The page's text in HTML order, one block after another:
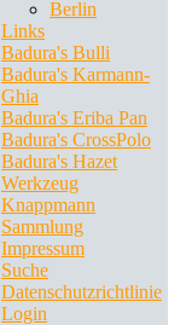
Berlin
Links
Badura's Bulli
Badura's Karmann-
Ghia
Badura's Eriba Pan
Badura's CrossPolo
Badura's Hazet
Werkzeug
Knappmann
Sammlung
Impressum
Suche
Datenschutzrichtlinie
Login